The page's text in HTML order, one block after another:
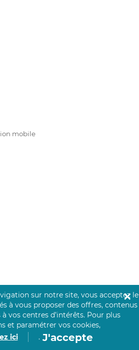
mobile
sur notre site, vous acceptez le
à vous proposer des offres, contenus
vos centres d’intérêts. Pour plus
et paramétrer vos cookies,
ici
. J'accepte
✕